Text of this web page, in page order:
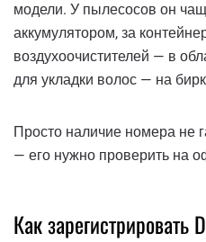
модели. У пылесосов он
аккумулятором, за
воздухоочистителей — в
для укладки волос — на
Просто наличие номера не
— его нужно проверить на
Как зарегистрировать